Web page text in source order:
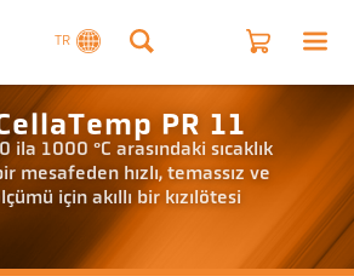
TR
PR 11
ila 1000 °C arasındaki sıcaklık
mesafeden hızlı, temassız ve
için akıllı bir kızılötesi